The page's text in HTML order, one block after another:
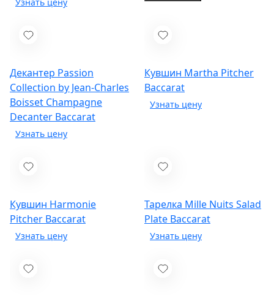
Декантер Passion
Collection by Jean-Charles
Boisset Champagne
Decanter Baccarat
Кувшин Martha Pitcher
Baccarat
Кувшин Harmonie
Pitcher Baccarat
Тарелка Mille Nuits Salad
Plate Baccarat